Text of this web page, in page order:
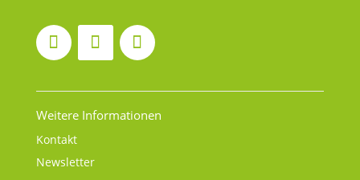
Weitere Informationen
Kontakt
Newsletter